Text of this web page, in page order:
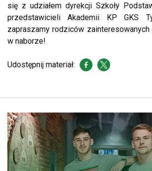
się z udziałem dyrekcji Szkoły
przedstawicieli Akademii KP GKS
zapraszamy rodziców zainteresowanych
w naborze!
Udostępnij materiał: